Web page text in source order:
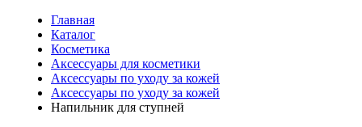
Главная
Каталог
Косметика
Аксессуары для косметики
Аксессуары по уходу за кожей
Аксессуары по уходу за кожей
Напильник для ступней